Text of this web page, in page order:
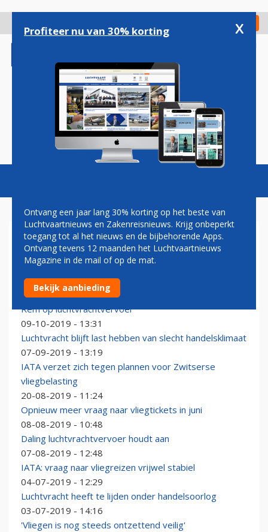
gaan
Check in
Magazine Podcasts Vacatures
IATA
IATA: weer iets sterkere groei passagiersvervoer
11-10-2019 - 08:31
Rem op luchtvrachtvervoer
09-10-2019 - 13:31
Luchtvracht blijft last hebben van slecht handelsklimaat
07-09-2019 - 13:19
IATA verzet zich tegen plannen voor Zwitserse
vliegbelasting
20-08-2019 - 11:24
Opnieuw meer vraag naar vliegtickets in juni
08-08-2019 - 10:48
Daling luchtvrachtvervoer houdt aan
07-08-2019 - 12:48
IATA: vraag naar vliegreizen vrijwel stabiel
04-07-2019 - 12:29
Luchtvracht heeft te lijden onder handelsoorlog
03-07-2019 - 14:16
'Vliegen is nog steeds ontzettend veilig'
Profiteer nu van 30% korting x
Ontvang een jaar lang 30% korting op het beste van
Luchtvaartnieuws en Zakenreisnieuws. Krijg onbeperkt
toegang tot al het nieuws en de bijbehorende Apps.
Ontvang tevens 12 maanden het Luchtvaartnieuws
Magazine in de mail of op de mat.
Bekijk aanbieding